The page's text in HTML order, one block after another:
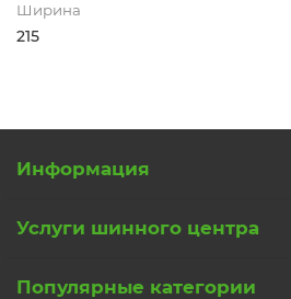
Ширина
215
Информация
Услуги шинного центра
Популярные категории